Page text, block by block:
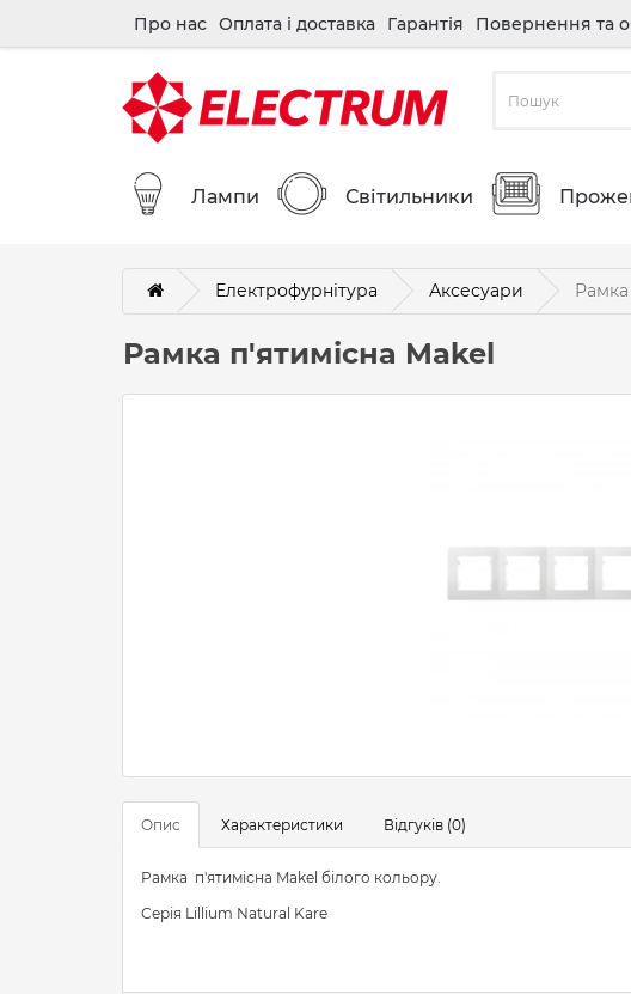
Про нас Оплата і доставка Гарантія Повернення та
Лампи Світильники
Електрофурнітура Аксесуари Рамка
Рамка п'ятимісна Makel
Опис Характеристики Відгуків (0)
Рамка п'ятимісна Makel білого кольору.
Серія Lillium Natural Kare